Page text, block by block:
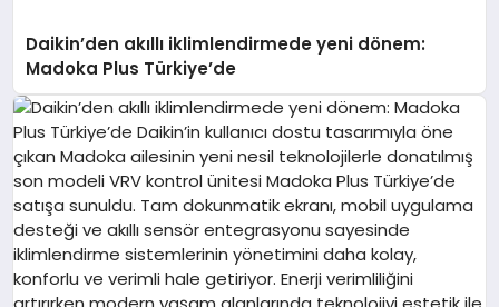
Daikin’den akıllı iklimlendirmede yeni dönem:
Madoka Plus Türkiye’de